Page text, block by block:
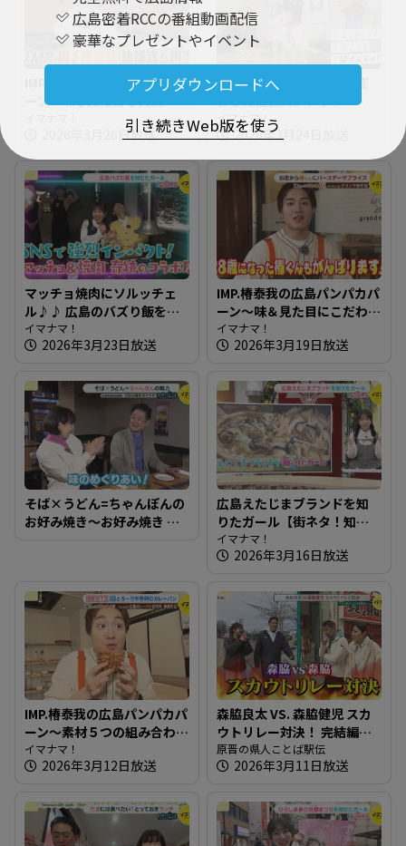
広島密着RCCの番組動画配信
豪華なプレゼントやイベント
アプリダウンロードへ
引き続きWeb版を使う
IMP.椿泰我の広島パンパカパ
ーン～味も見た目も大満
足！クロワッサン専門店 ＆
戦
2026年3月26日放送
広島の韓国料理の名店で変
わらぬ極旨スンドゥブ～オ
ンドルバン【たまにはそと
ランチ】
イマナマ！
2026年3月24日放送
マッチョ焼肉にソルッチェ
ル♪♪ 広島のバズり飯を知
りたガール【街ネタ！知り
たガール】
イマナマ！
2026年3月23日放送
IMP.椿泰我の広島パンパカパ
ーン～味＆見た目にこだわ
り！新商品も人気なパン屋
さん
イマナマ！
2026年3月19日放送
そば×うどん=ちゃんぽんの
お好み焼き～お好み焼き め
広島えたじまブランドを知
りたガール【街ネタ！知り
たガール】
イマナマ！
2026年3月16日放送
IMP.椿泰我の広島パンパカパ
ーン～素材５つの組み合わ
せにこだわるカレーパン専
門店
イマナマ！
2026年3月12日放送
森脇良太 VS. 森脇健児 スカ
ウトリレー対決！ 完結編
【県人ことば駅伝】
原晋の県人ことば駅伝
2026年3月11日放送